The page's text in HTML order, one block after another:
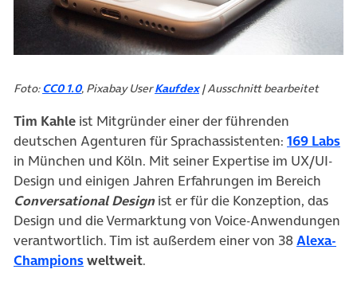
Foto:CC0 1.0, Pixabay UserKaufdex| Ausschnitt bearbeitet
Tim Kahle ist Mitgründer einer der führenden
deutschen Agenturen für Sprachassistenten: 169 Labs
in München und Köln. Mit seiner Expertise im UX/UI-
Design und einigen Jahren Erfahrungen im Bereich
Conversational Designist er für die Konzeption, das
Design und die Vermarktung von Voice-Anwendungen
verantwortlich. Tim ist außerdem einer von 38Alexa-
Champions(öffnet in neuem Tab)
weltweit.